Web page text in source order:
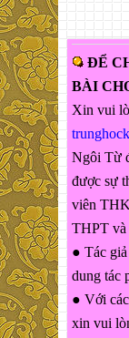
ĐỂ
BÀI
Xin vui
Ngôi Từ
được sự
viên
THPT
● Tác
dung tác
● Với
xin vui